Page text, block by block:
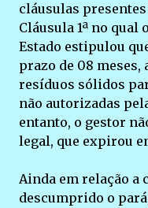
cláusulas
Cláusula 1ª no
Estado estipulou
prazo de 08 meses,
resíduos sólidos
não autorizadas
entanto, o gestor
legal, que expirou
Ainda em relação a
descumprido o